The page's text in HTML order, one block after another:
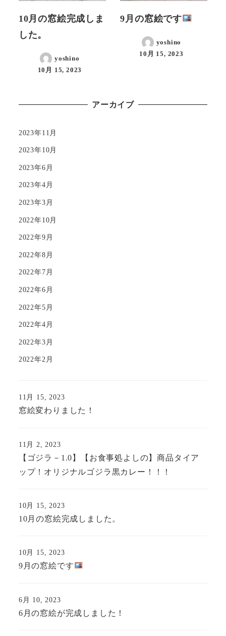
10月の窓絵完成しま
した。
yoshino
10月 15, 2023
9月の窓絵です
yoshino
10月 15, 2023
アーカイブ
2023年11月
2023年10月
2023年6月
2023年4月
2023年3月
2022年10月
2022年9月
2022年8月
2022年7月
2022年6月
2022年5月
2022年4月
2022年3月
2022年2月
窓絵変わりました！
11月 15, 2023
【ゴジラ－1.0】【お食事処よしの】商品タイア
ップ！オリジナルゴジラ黒カレー！！！
11月 2, 2023
10月の窓絵完成しました。
10月 15, 2023
9月の窓絵です
10月 15, 2023
6月の窓絵が完成しました！
6月 10, 2023